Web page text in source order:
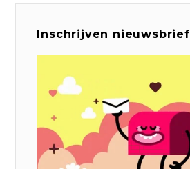
Inschrijven nieuwsbrief